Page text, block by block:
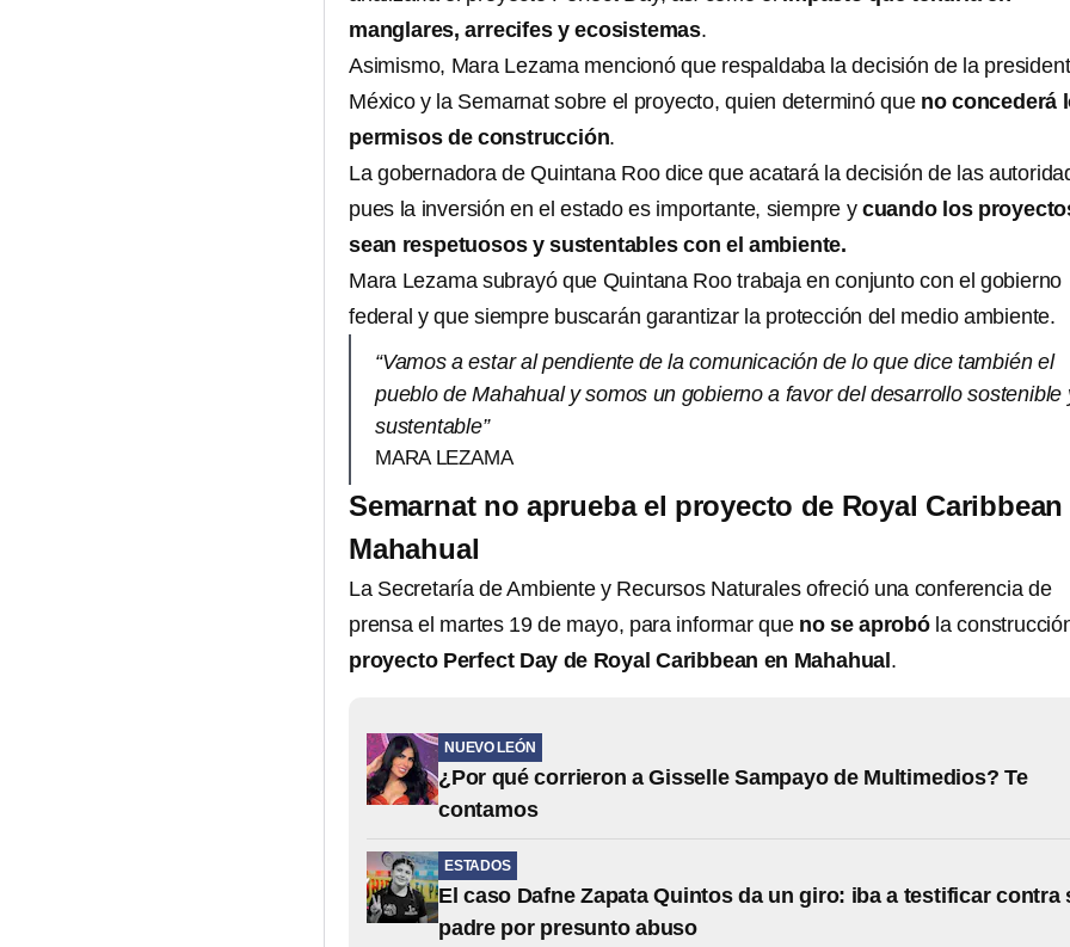
manglares, arrecifes y ecosistemas.
Asimismo, Mara Lezama mencionó que respaldaba la decisión de la
México y la Semarnat sobre el proyecto, quien determinó que no concederá
permisos de construcción.
La gobernadora de Quintana Roo dice que acatará la decisión de las
pues la inversión en el estado es importante, siempre y cuando los
sean respetuosos y sustentables con el ambiente.
Mara Lezama subrayó que Quintana Roo trabaja en conjunto con el gobierno
federal y que siempre buscarán garantizar la protección del medio ambiente.
“Vamos a estar al pendiente de la comunicación de lo que dice también el
pueblo de Mahahual y somos un gobierno a favor del desarrollo sostenible
sustentable”
MARA LEZAMA
Semarnat no aprueba el proyecto de Royal Caribbean
Mahahual
La Secretaría de Ambiente y Recursos Naturales ofreció una conferencia de
prensa el martes 19 de mayo, para informar que no se aprobóla
proyecto Perfect Day de Royal Caribbean en Mahahual .
NUEVO LEÓN
¿Por qué corrieron a Gisselle Sampayo de Multimedios? Te
contamos
ESTADOS
El caso Dafne Zapata Quintos da un giro: iba a testificar contra
padre por presunto abuso